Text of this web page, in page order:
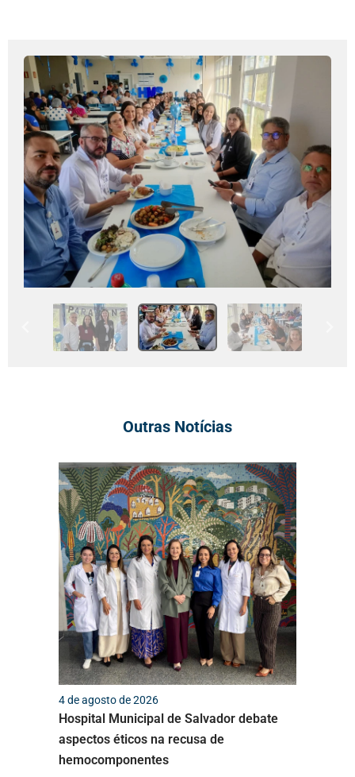
Outras Notícias
4 de agosto de 2026
Hospital Municipal de Salvador debate
aspectos éticos na recusa de
hemocomponentes